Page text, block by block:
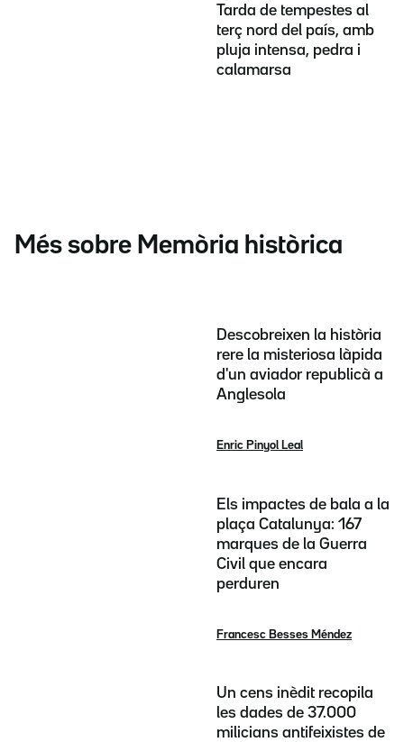
Tarda de tempestes al
terç nord del país, amb
pluja intensa, pedra i
calamarsa
Més sobre Memòria històrica
Descobreixen la història
rere la misteriosa làpida
d'un aviador republicà a
Anglesola
Enric Pinyol Leal
Els impactes de bala a la
plaça Catalunya: 167
marques de la Guerra
Civil que encara
perduren
Francesc Besses Méndez
Un cens inèdit recopila
les dades de 37.000
milicians antifeixistes de